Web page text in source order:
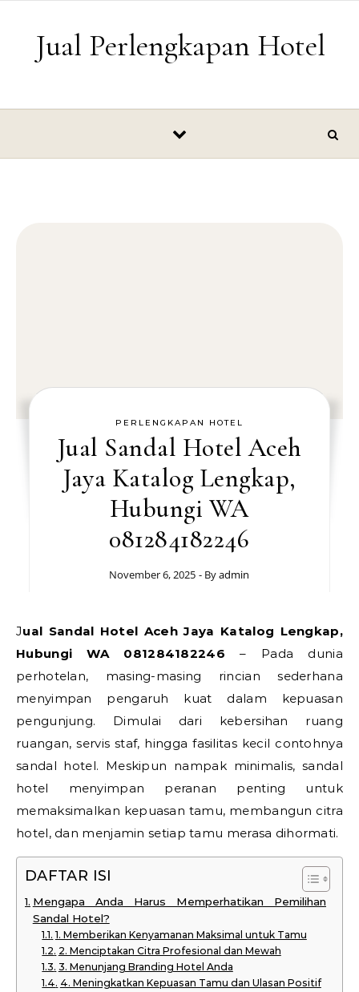
Jual Perlengkapan Hotel
PERLENGKAPAN HOTEL
Jual Sandal Hotel Aceh
Jaya Katalog Lengkap,
Hubungi WA
081284182246
November 6, 2025 - Byadmin
Jual Sandal Hotel Aceh Jaya Katalog Lengkap,
Hubungi WA 081284182246 – Pada dunia
perhotelan, masing-masing rincian sederhana
menyimpan pengaruh kuat dalam kepuasan
pengunjung. Dimulai dari kebersihan ruang
ruangan, servis staf, hingga fasilitas kecil contohnya
sandal hotel. Meskipun nampak minimalis, sandal
hotel menyimpan peranan penting untuk
memaksimalkan kepuasan tamu, membangun citra
hotel, dan menjamin setiap tamu merasa dihormati.
DAFTAR ISI
Mengapa Anda Harus Memperhatikan Pemilihan
Sandal Hotel?
1. Memberikan Kenyamanan Maksimal untuk Tamu
2. Menciptakan Citra Profesional dan Mewah
3. Menunjang Branding Hotel Anda
4. Meningkatkan Kepuasan Tamu dan Ulasan Positif